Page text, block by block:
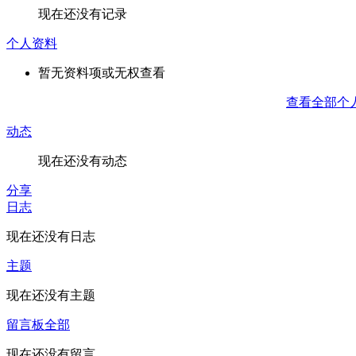
现在还没有记录
个人资料
暂无资料项或无权查看
查看全部个
动态
现在还没有动态
分享
日志
现在还没有日志
主题
现在还没有主题
留言板全部